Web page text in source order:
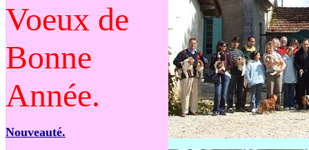
Voeux de
Bonne
Année.
Nouveauté.